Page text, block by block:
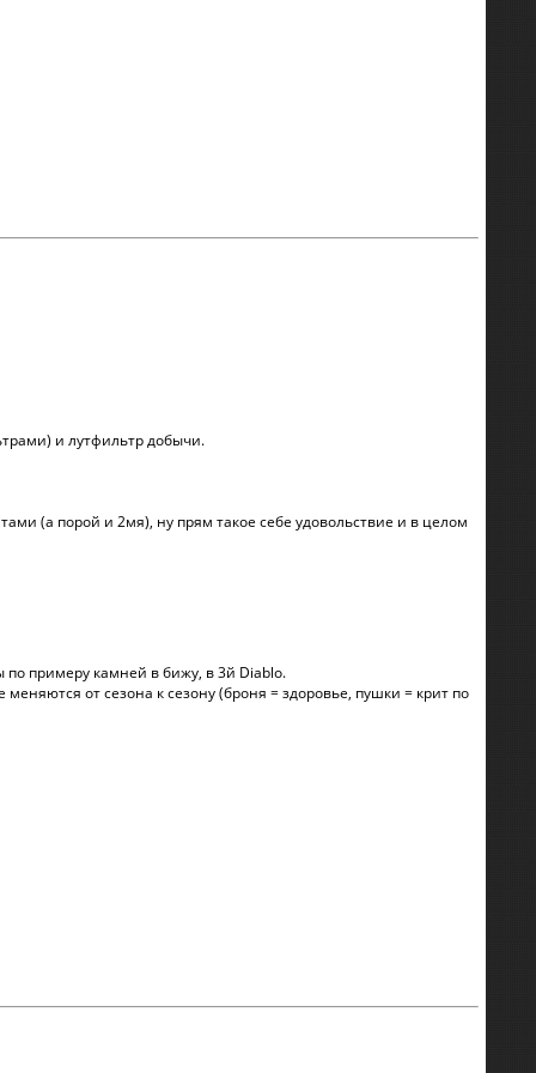
и лутфильтр добычи.
(а порой и 2мя), ну прям такое себе удовольствие и в целом
примеру камней в бижу, в 3й Diablo.
от сезона к сезону (броня = здоровье, пушки = крит по